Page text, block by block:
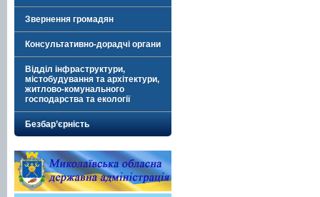
Звернення громадян
Консультативно-дорадчі органи
Відділ інфраструктури,
містобудування та архітектури,
житлово-комунального
господарства та екології
Безбар’єрність